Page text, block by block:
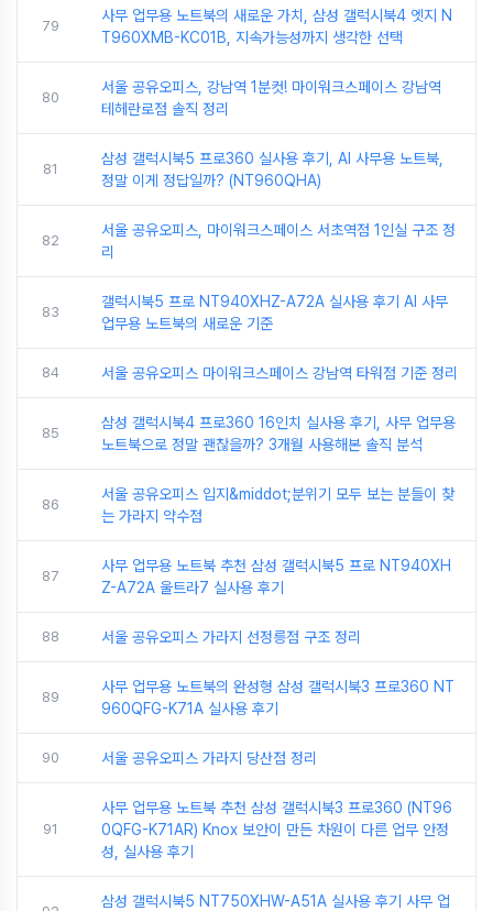
79
사무 업무용 노트북의 새로운 가치, 삼성 갤럭시북4 엣지 N
T960XMB-KC01B, 지속가능성까지 생각한 선택
80
서울 공유오피스, 강남역 1분컷! 마이워크스페이스 강남역
테헤란로점 솔직 정리
81
삼성 갤럭시북5 프로360 실사용 후기, AI 사무용 노트북,
정말 이게 정답일까? (NT960QHA)
82
서울 공유오피스, 마이워크스페이스 서초역점 1인실 구조 정
리
83
갤럭시북5 프로 NT940XHZ-A72A 실사용 후기 AI 사무
업무용 노트북의 새로운 기준
84 서울 공유오피스 마이워크스페이스 강남역 타워점 기준 정리
85
삼성 갤럭시북4 프로360 16인치 실사용 후기, 사무 업무용
노트북으로 정말 괜찮을까? 3개월 사용해본 솔직 분석
86
서울 공유오피스 입지&middot;분위기 모두 보는 분들이 찾
는 가라지 약수점
87
사무 업무용 노트북 추천 삼성 갤럭시북5 프로 NT940XH
Z-A72A 울트라7 실사용 후기
88 서울 공유오피스 가라지 선정릉점 구조 정리
89
사무 업무용 노트북의 완성형 삼성 갤럭시북3 프로360 NT
960QFG-K71A 실사용 후기
90 서울 공유오피스 가라지 당산점 정리
91
사무 업무용 노트북 추천 삼성 갤럭시북3 프로360 (NT96
0QFG-K71AR) Knox 보안이 만든 차원이 다른 업무 안정
성, 실사용 후기
삼성 갤럭시북5 NT750XHW-A51A 실사용 후기 사무 업